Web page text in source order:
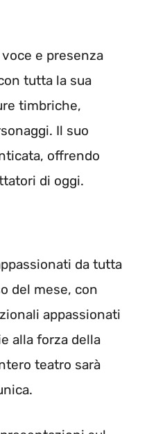
e presenza
tutta la sua
timbriche,
Il suo
offrendo
di oggi.
da tutta
del mese, con
appassionati
alla forza della
teatro sarà